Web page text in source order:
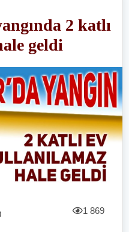
2 katlı
geldi
1 869